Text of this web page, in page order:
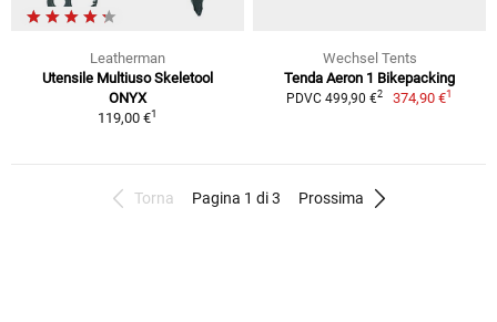
Leatherman
Utensile Multiuso Skeletool
ONYX
119,00 €1
Wechsel Tents
Tenda Aeron 1 Bikepacking
PDVC 499,90 €2 374,90 €1
Torna Pagina 1 di 3 Prossima